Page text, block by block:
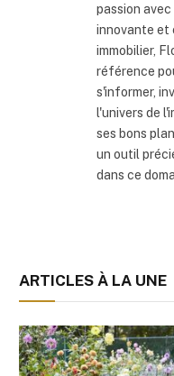
passion
innovante et
immobilier,
référence
s'informer,
l'univers de
ses bons
un outil
dans ce
ARTICLES À LA UNE